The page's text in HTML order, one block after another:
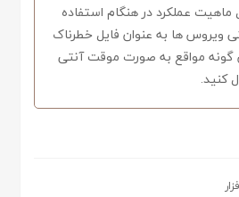
عملکرد در هنگام استفاده
ها به عنوان فایل خطرناک
گونه مواقع به صورت موقت آنتی
کنید.